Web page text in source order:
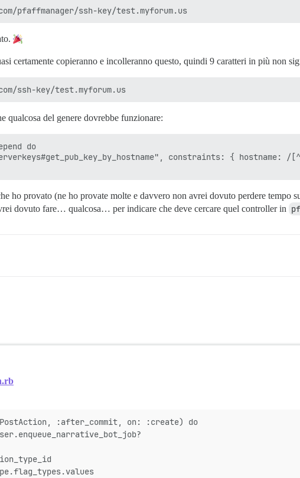
certamente copieranno e incolleranno questo, quindi 9 caratteri in più non
qualcosa del genere dovrebbe funzionare:
do
constraints: { hostname: /
ho provato (ne ho provate molte e davvero non avrei dovuto perdere tempo
dovuto fare… qualcosa… per indicare che deve cercare quel controller in
:after_commit, on: :create) do